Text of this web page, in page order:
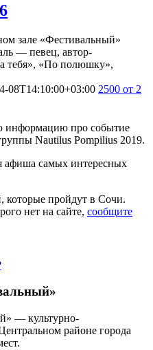
зале «Фестивальный»
— певец, автор-
тебя», «По полюшку»,
08T14:10:00+03:00 2500 от 2
информацию про событие
Nautilus Pompilius 2019.
афиша самых интересных
которые пройдут в Сочи.
нет на сайте, сообщите
— культурно-
районе города